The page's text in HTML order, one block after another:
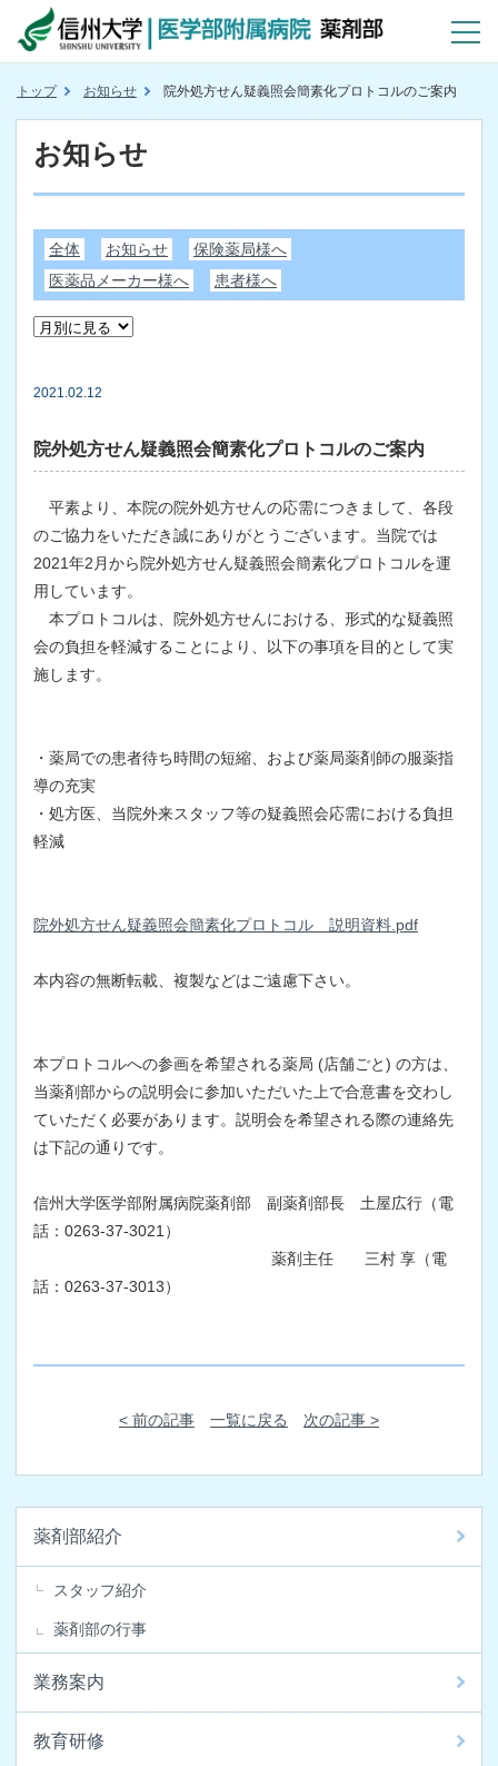
トップ お知らせ 院外処方せん疑義照会簡素化プロトコルのご案内
薬剤部紹介
スタッフ紹介
薬剤部の行事
業務案内
教育研修
お知らせ
全体 お知らせ
保険薬局様へ
医薬品メーカー様へ
患者様へ
2021.02.12
院外処方せん疑義照会簡素化プロトコルのご案内
平素より、本院の院外処方せんの応需につきまして、各段
のご協力をいただき誠にありがとうございます。当院では
2021年2月から院外処方せん疑義照会簡素化プロトコルを運
用しています。
本プロトコルは、院外処方せんにおける、形式的な疑義照
会の負担を軽減することにより、以下の事項を目的として実
施します。
・薬局での患者待ち時間の短縮、および薬局薬剤師の服薬指
導の充実
・処方医、当院外来スタッフ等の疑義照会応需における負担
軽減
院外処方せん疑義照会簡素化プロトコル 説明資料.pdf
本内容の無断転載、複製などはご遠慮下さい。
本プロトコルへの参画を希望される薬局 (店舗ごと) の方は、
当薬剤部からの説明会に参加いただいた上で合意書を交わし
ていただく必要があります。説明会を希望される際の連絡先
は下記の通りです。
信州大学医学部附属病院薬剤部 副薬剤部長 土屋広行（電
話：0263-37-3021）
薬剤主任 三村 享（電
話：0263-37-3013）
< 前の記事 一覧に戻る 次の記事 >